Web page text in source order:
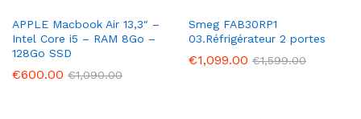
APPLE Macbook Air 13,3″ –
Intel Core i5 – RAM 8Go –
128Go SSD
€600.00 €1,090.00
Smeg FAB30RP1
03.Réfrigérateur 2 portes
€1,099.00 €1,599.00